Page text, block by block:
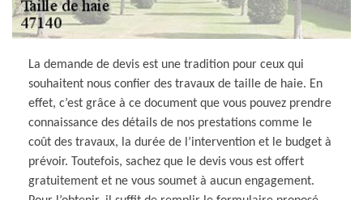
La demande de devis est une tradition pour ceux qui
souhaitent nous confier des travaux de taille de haie. En
effet, c’est grâce à ce document que vous pouvez prendre
connaissance des détails de nos prestations comme le
coût des travaux, la durée de l’intervention et le budget à
prévoir. Toutefois, sachez que le devis vous est offert
gratuitement et ne vous soumet à aucun engagement.